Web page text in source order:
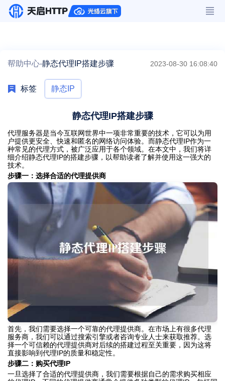
帮助中心-静态代理IP搭建步骤 2023-08-30 16:08:40
标签 静态IP
静态代理IP搭建步骤
代理服务器是当今互联网世界中一项非常重要的技术，它可以为用
户提供更安全、快速和匿名的网络访问体验。而静态代理IP作为一
种常见的代理方式，被广泛应用于各个领域。在本文中，我们将详
细介绍静态代理IP的搭建步骤，以帮助读者了解并使用这一强大的
技术。
步骤一：选择合适的代理提供商
首先，我们需要选择一个可靠的代理提供商。在市场上有很多代理
服务商，我们可以通过搜索引擎或者咨询专业人士来获取推荐。选
择一个可信赖的代理提供商对后续的搭建过程至关重要，因为这将
直接影响到代理IP的质量和稳定性。
步骤二：购买代理IP
一旦选择了合适的代理提供商，我们需要根据自己的需求购买相应